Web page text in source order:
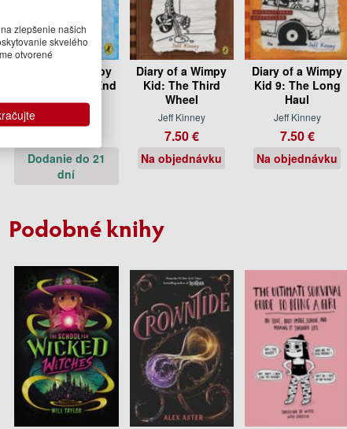
Diary of a Wimpy
Kid: The Deep End
(Book 15)
Dodanie do 21
dní
Diary of a Wimpy
Kid: The Third
Wheel
Jeff Kinney
7.50 €
Na objednávku
Diary of a Wimpy
Kid 9: The Long
Haul
Jeff Kinney
7.50 €
Na objednávku
Podobné knihy
zlepšenie našich
skvelého
otvorené